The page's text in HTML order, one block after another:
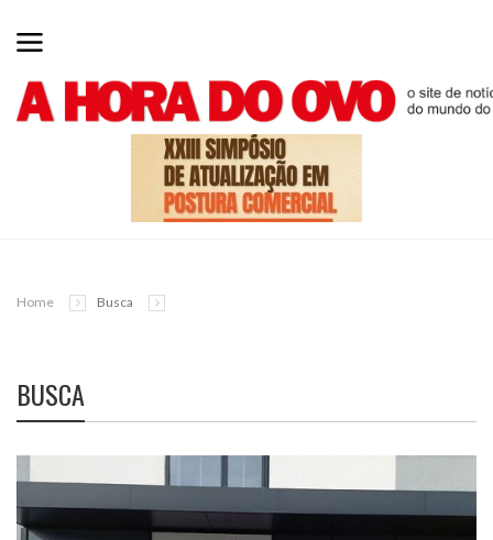
Home Busca
BUSCA